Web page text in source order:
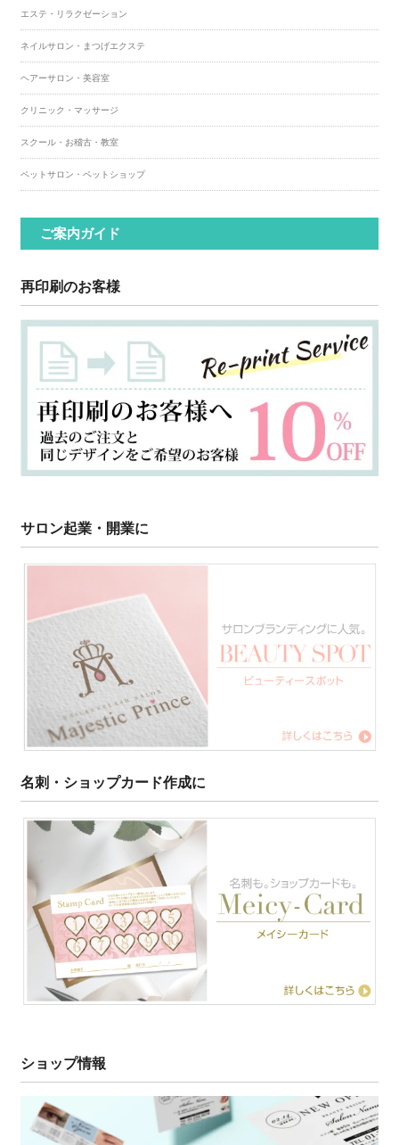
エステ・リラクゼーション
ネイルサロン・まつげエクステ
ヘアーサロン・美容室
クリニック・マッサージ
スクール・お稽古・教室
ペットサロン・ペットショップ
ご案内ガイド
再印刷のお客様
サロン起業・開業に
名刺・ショップカード作成に
ショップ情報